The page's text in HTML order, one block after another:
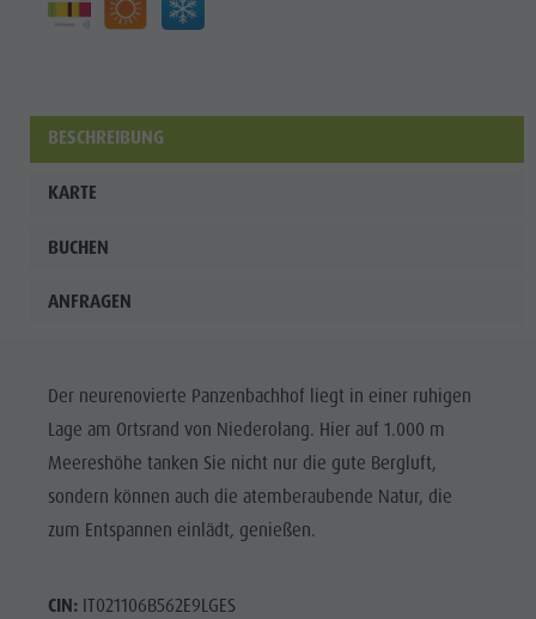
BESCHREIBUNG
KARTE
BUCHEN
ANFRAGEN
Der neurenovierte Panzenbachhof liegt in einer ruhigen
Lage am Ortsrand von Niederolang. Hier auf 1.000 m
Meereshöhe tanken Sie nicht nur die gute Bergluft,
sondern können auch die atemberaubende Natur, die
zum Entspannen einlädt, genießen.
CIN:IT021106B562E9LGES